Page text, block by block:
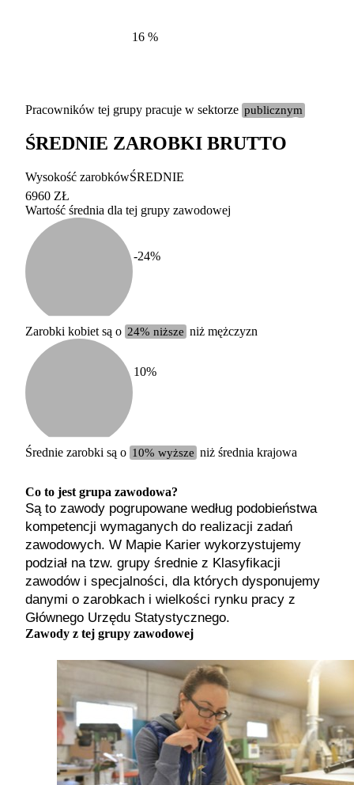
Etykieta
duży
100-200 tysięcy
16 %
Pracowników tej grupy pracuje w sektorze publicznym
ŚREDNIE ZAROBKI BRUTTO
średnie
Wysokość zarobkówŚREDNIE
6960 ZŁ
Wartość średnia dla tej grupy zawodowej
-24%
Zarobki kobiet są o 24% niższe niż mężczyzn
10%
Średnie zarobki są o 10% wyższe niż średnia krajowa
Co to jest grupa zawodowa?
Są to zawody pogrupowane według podobieństwa
kompetencji wymaganych do realizacji zadań
zawodowych. W Mapie Karier wykorzystujemy
podział na tzw. grupy średnie z Klasyfikacji
zawodów i specjalności, dla których dysponujemy
danymi o zarobkach i wielkości rynku pracy z
Głównego Urzędu Statystycznego.
Zawody z tej grupy zawodowej